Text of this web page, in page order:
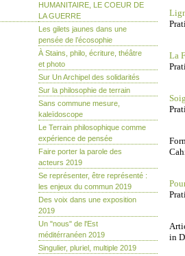
HUMANITAIRE, LE COEUR DE
LA GUERRE
Les gilets jaunes dans une
pensée de l’écosophie
À Stains, philo, écriture, théâtre
et photo
Sur Un Archipel des solidarités
Sur la philosophie de terrain
Sans commune mesure,
kaleïdoscope
Le Terrain philosophique comme
expérience de pensée
Faire porter la parole des
acteurs 2019
Se représenter, être représenté :
les enjeux du commun 2019
Des voix dans une exposition
2019
Un "nous" de l'Est
méditérranéen 2019
Singulier, pluriel, multiple 2019
La
in